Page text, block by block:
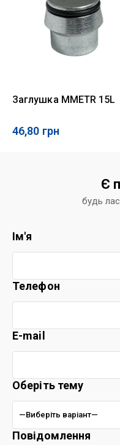
Заглушка MMETR 15L
46,80 грн
Є
будь
Ім'я
Телефон
E-mail
Оберіть тему
Повідомлення